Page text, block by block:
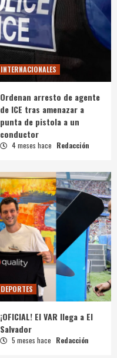
INTERNACIONALES
Ordenan arresto de agente
de ICE tras amenazar a
punta de pistola a un
conductor
4 meses hace Redacción
DEPORTES
¡OFICIAL! El VAR llega a El
Salvador
5 meses hace Redacción